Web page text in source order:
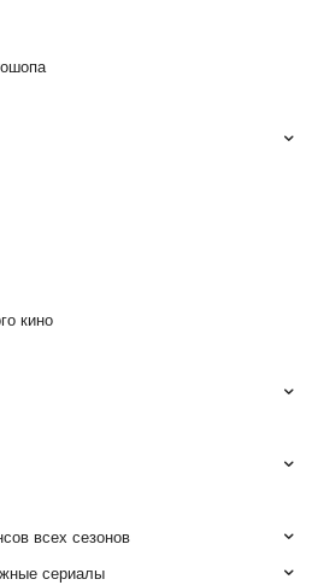
кино
всех сезонов
сериалы